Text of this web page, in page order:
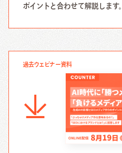
Contact Us
ポイントと合わせて解説します。
過去ウェビナー資料